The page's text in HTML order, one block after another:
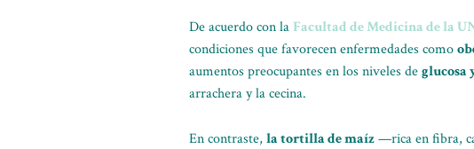
De acuerdo con laFacultad de Medicina de la
condiciones que favorecen enfermedades como
aumentos preocupantes en los niveles deglucosa
arrachera y la cecina.
En contraste, la tortilla de maíz—rica en fibra,